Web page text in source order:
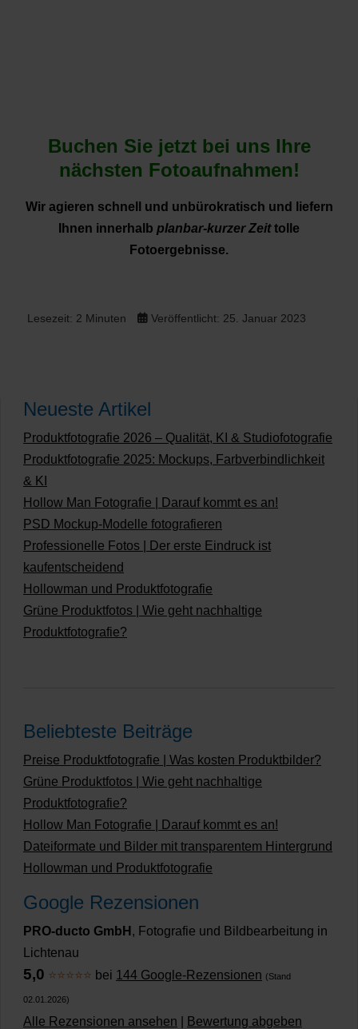
Buchen Sie jetzt bei uns Ihre
nächsten Fotoaufnahmen!
Wir agieren schnell und unbürokratisch und liefern
Ihnen innerhalb planbar-kurzer Zeittolle
Fotoergebnisse.
Lesezeit: 2 Minuten Veröffentlicht: 25. Januar 2023
Neueste Artikel
Produktfotografie 2026 – Qualität, KI & Studiofotografie
Produktfotografie 2025: Mockups, Farbverbindlichkeit
& KI
Hollow Man Fotografie | Darauf kommt es an!
PSD Mockup-Modelle fotografieren
Professionelle Fotos | Der erste Eindruck ist
kaufentscheidend
Hollowman und Produktfotografie
Grüne Produktfotos | Wie geht nachhaltige
Produktfotografie?
Beliebteste Beiträge
Preise Produktfotografie | Was kosten Produktbilder?
Grüne Produktfotos | Wie geht nachhaltige
Produktfotografie?
Hollow Man Fotografie | Darauf kommt es an!
Dateiformate und Bilder mit transparentem Hintergrund
Hollowman und Produktfotografie
Google Rezensionen
PRO-ducto GmbH , Fotografie und Bildbearbeitung in
Lichtenau
5,0 ⭐⭐⭐⭐⭐ bei 144 Google-Rezensionen (Stand
02.01.2026)
Alle Rezensionen ansehen Bewertung abgeben